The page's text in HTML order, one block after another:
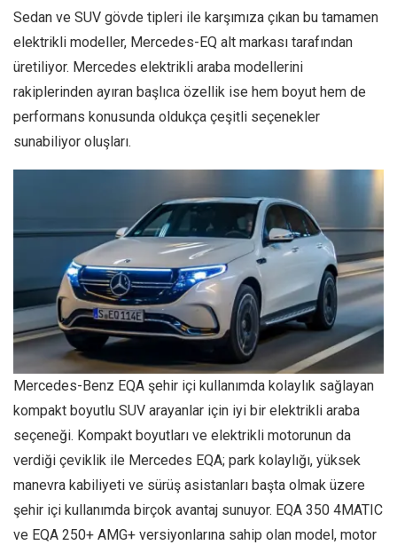
Sedan ve SUV gövde tipleri ile karşımıza çıkan bu tamamen
elektrikli modeller, Mercedes-EQ alt markası tarafından
üretiliyor. Mercedes elektrikli araba modellerini
rakiplerinden ayıran başlıca özellik ise hem boyut hem de
performans konusunda oldukça çeşitli seçenekler
sunabiliyor oluşları.
Mercedes-Benz EQA şehir içi kullanımda kolaylık sağlayan
kompakt boyutlu SUV arayanlar için iyi bir elektrikli araba
seçeneği. Kompakt boyutları ve elektrikli motorunun da
verdiği çeviklik ile Mercedes EQA; park kolaylığı, yüksek
manevra kabiliyeti ve sürüş asistanları başta olmak üzere
şehir içi kullanımda birçok avantaj sunuyor. EQA 350 4MATIC
ve EQA 250+ AMG+ versiyonlarına sahip olan model, motor